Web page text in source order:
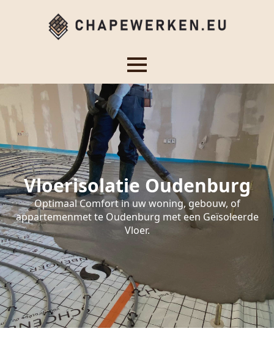
Vloerisolatie Oudenburg
Optimaal Comfort in uw woning, gebouw, of
appartemenmet te Oudenburg met een Geïsoleerde
Vloer.